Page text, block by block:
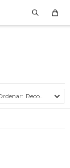
Recomendados